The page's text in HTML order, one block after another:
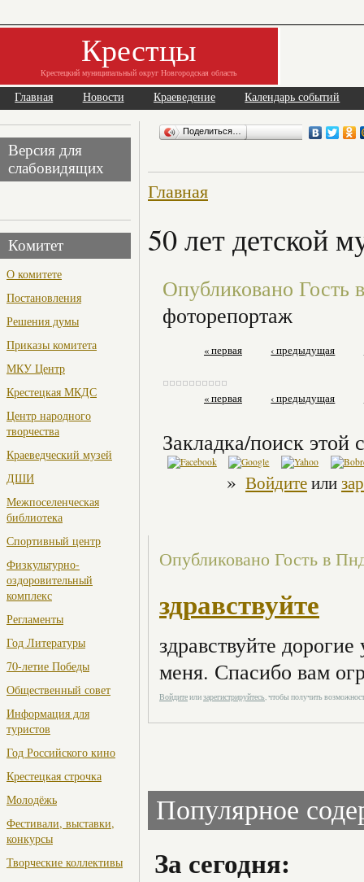
Крестцы
Крестецкий муниципальный округ Новгородская область
Главная Новости Краеведение Календарь событий
Версия для
слабовидящих
Комитет
О комитете
Постановления
Решения думы
Приказы комитета
МКУ Центр
Крестецкая МКДС
Центр народного
творчества
Краеведческий музей
ДШИ
Межпоселенческая
библиотека
Спортивный центр
Физкультурно-
оздоровительный
комплекс
Регламенты
Год Литературы
70-летие Победы
Общественный совет
Информация для
туристов
Год Российского кино
Крестецкая строчка
Молодёжь
Фестивали, выставки,
конкурсы
Творческие коллективы
Поделиться…
Главная
50 лет детской
Опубликовано Гость
фоторепортаж
« первая ‹ предыдущая
« первая ‹ предыдущая
Закладка/поиск этой
» Войдитеили
Опубликовано Гость в
здравствуйте
здравствуйте
меня. Спасибо вам
Войдитеилизарегистрируйтесь, чтобы получить
Популярное
За сегодня: